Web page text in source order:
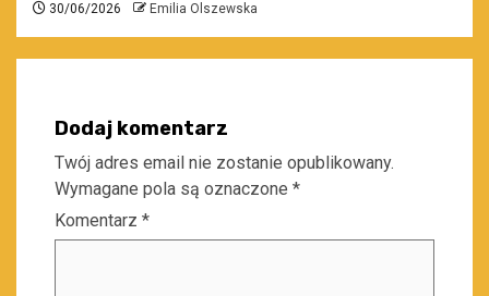
30/06/2026 Emilia Olszewska
Dodaj komentarz
Twój adres email nie zostanie opublikowany.
Wymagane pola są oznaczone *
Komentarz *